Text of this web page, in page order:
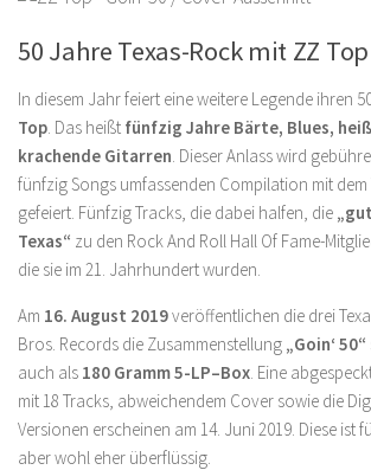
50 Jahre Texas-Rock mit ZZ Top
In diesem Jahr feiert eine weitere Legende ihren
Top . Das heißt fünfzig Jahre Bärte, Blues,
krachende Gitarren . Dieser Anlass wird
fünfzig Songs umfassenden Compilation mit dem
gefeiert. Fünfzig Tracks, die dabei halfen, die
Texas“ zu den Rock And Roll Hall Of Fame-
die sie im 21. Jahrhundert wurden.
Am 16. August 2019veröffentlichen die drei
Bros. Records die Zusammenstellung „Goin‘ 50“
auch als 180 Gramm 5-LP–Box . Eine
mit 18 Tracks, abweichendem Cover sowie die
Versionen erscheinen am 14. Juni 2019. Diese ist
aber wohl eher überflüssig.